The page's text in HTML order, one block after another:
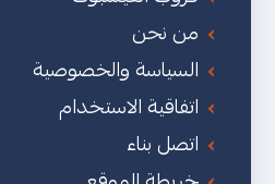
من نحن
السياسة والخصوصية
اتفاقية الاستخدام
اتصل بناء